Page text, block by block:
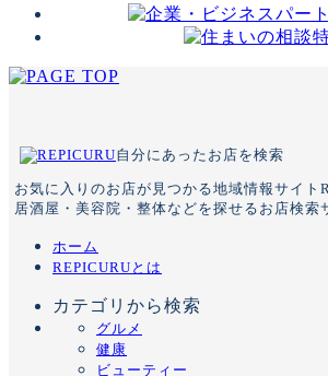
自分にあったお店を検索
お気に入りのお店が見つかる地域情報サイト
居酒屋・美容院・整体などを探せるお店検索
ホーム
REPICURUとは
カテゴリから検索
グルメ
健康
ビューティー